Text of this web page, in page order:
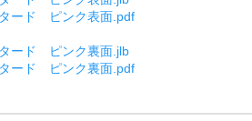
ード ピンク表面.pdf
ード ピンク裏面.jlb
ード ピンク裏面.pdf